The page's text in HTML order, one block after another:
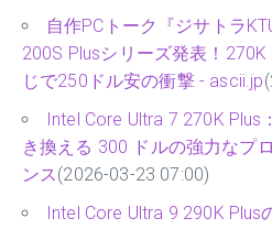
自作PCトーク『ジサトラ
200S Plusシリーズ発表！
じで250ドル安の衝撃 - ascii.jp
Intel Core Ultra 7 270K
き換える 300 ドルの強力なプ
ンス(2026-03-23 07:00)
Intel Core Ultra 9 290K